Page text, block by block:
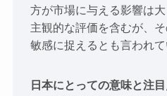
方が市場に与える影響は
主観的な評価を含むが、
敏感に捉えるとも言われて
日本にとっての意味と注